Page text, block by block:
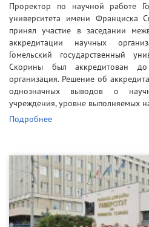
Проректор по научной работе
университета имени Франциска
принял участие в заседании
аккредитации научных
Гомельский государственный
Скорины был аккредитован
организация. Решение об
однозначных выводов о
учреждения, уровне выполняемых
Подробнее